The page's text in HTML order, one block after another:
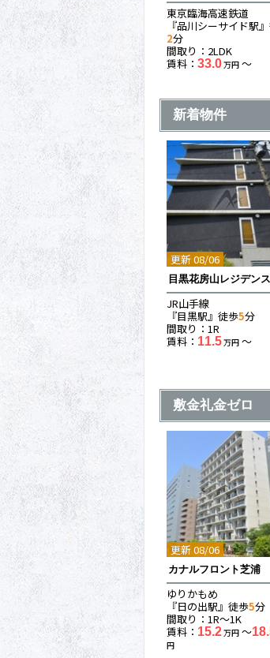
東京臨海高速鉄道
『品川シーサイド駅
2分
間取り：2LDK
賃料：33.0万円 〜
新着物件
更新 08/06
目黒花房山レジデンス
JR山手線
『目黒駅』徒歩5分
間取り：1R
賃料： 11.5万円 〜
敷金礼金ゼロ
更新 08/06
カナルフロント芝浦
ゆりかもめ
『日の出駅』徒歩5分
間取り：1R〜1K
賃料： 15.2万円 〜
円